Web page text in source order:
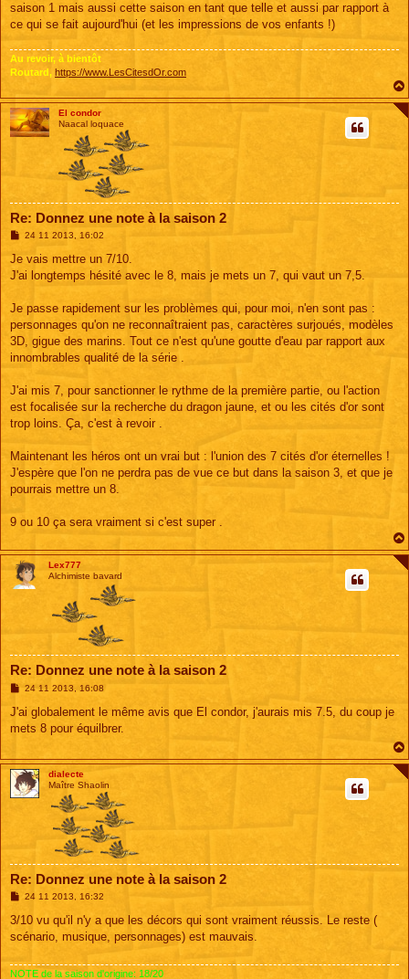
saison 1 mais aussi cette saison en tant que telle et aussi par rapport à
ce qui se fait aujourd'hui (et les impressions de vos enfants !)
Au revoir, à bientôt
Routard, https://www.LesCitesdOr.com
El condor
Naacal loquace
Re: Donnez une note à la saison 2
M
s
a
24 11 2013, 16:02
Je vais mettre un 7/10.
J'ai longtemps hésité avec le 8, mais je mets un 7, qui vaut un 7,5.
Je passe rapidement sur les problèmes qui, pour moi, n'en sont pas :
personnages qu'on ne reconnaîtraient pas, caractères surjoués, modèles
3D, gigue des marins. Tout ce n'est qu'une goutte d'eau par rapport aux
innombrables qualité de la série .
J'ai mis 7, pour sanctionner le rythme de la première partie, ou l'action
est focalisée sur la recherche du dragon jaune, et ou les cités d'or sont
trop loins. Ça, c'est à revoir .
Maintenant les héros ont un vrai but : l'union des 7 cités d'or éternelles !
J'espère que l'on ne perdra pas de vue ce but dans la saison 3, et que je
pourrais mettre un 8.
9 ou 10 ça sera vraiment si c'est super .
Lex777
Alchimiste bavard
Re: Donnez une note à la saison 2
M
s
a
24 11 2013, 16:08
J'ai globalement le même avis que El condor, j'aurais mis 7.5, du coup je
mets 8 pour équilbrer.
dialecte
Maître Shaolin
Re: Donnez une note à la saison 2
M
s
a
24 11 2013, 16:32
3/10 vu qu'il n'y a que les décors qui sont vraiment réussis. Le reste (
scénario, musique, personnages) est mauvais.
NOTE de la saison d'origine: 18/20